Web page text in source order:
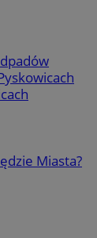
Miasta?